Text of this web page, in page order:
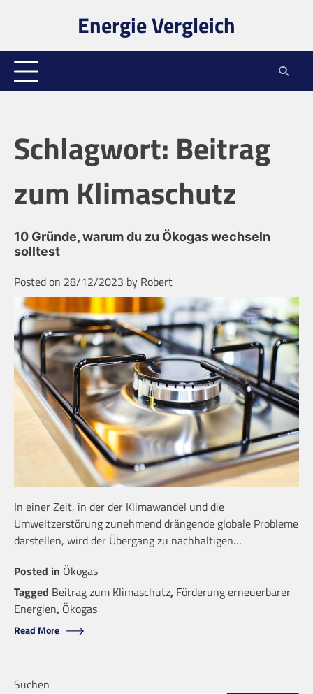
Energie Vergleich
Schlagwort: Beitrag
zum Klimaschutz
10 Gründe, warum du zu Ökogas wechseln
solltest
Posted on 28/12/2023 by Robert
In einer Zeit, in der der Klimawandel und die
Umweltzerstörung zunehmend drängende globale Probleme
darstellen, wird der Übergang zu nachhaltigen…
Posted in Ökogas
Tagged Beitrag zum Klimaschutz, Förderung erneuerbarer
Energien, Ökogas
Read More
Suchen